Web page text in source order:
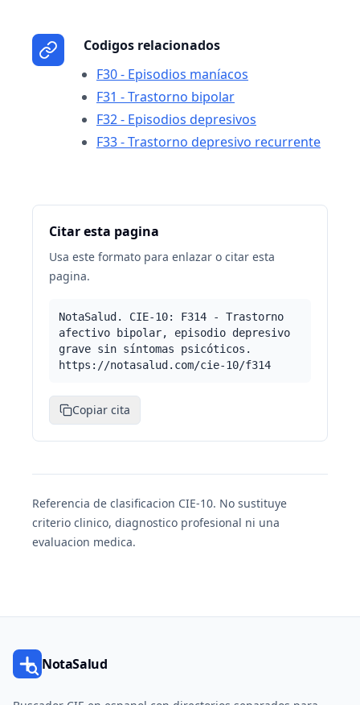
Codigos relacionados
F30 - Episodios maníacos
F31 - Trastorno bipolar
F32 - Episodios depresivos
F33 - Trastorno depresivo recurrente
Citar esta pagina
Usa este formato para enlazar o citar esta
pagina.
NotaSalud. CIE-10: F314 - Trastorno
afectivo bipolar, episodio depresivo
grave sin síntomas psicóticos.
https://notasalud.com/cie-10/f314
Copiar cita
Referencia de clasificacion CIE-10. No sustituye
criterio clinico, diagnostico profesional ni una
evaluacion medica.
NotaSalud